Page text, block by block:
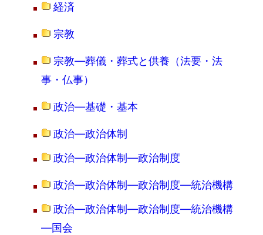
経済
宗教
宗教―葬儀・葬式と供養（法要・法
事・仏事）
政治―基礎・基本
政治―政治体制
政治―政治体制―政治制度
政治―政治体制―政治制度―統治機構
政治―政治体制―政治制度―統治機構
―国会